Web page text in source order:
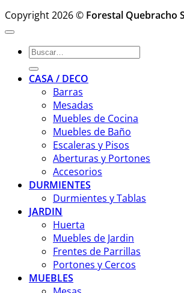
Copyright 2026 © Forestal Quebracho
Buscar
por:
CASA / DECO
Barras
Mesadas
Muebles de Cocina
Muebles de Baño
Escaleras y Pisos
Aberturas y Portones
Accesorios
DURMIENTES
Durmientes y Tablas
JARDIN
Huerta
Muebles de Jardin
Frentes de Parrillas
Portones y Cercos
MUEBLES